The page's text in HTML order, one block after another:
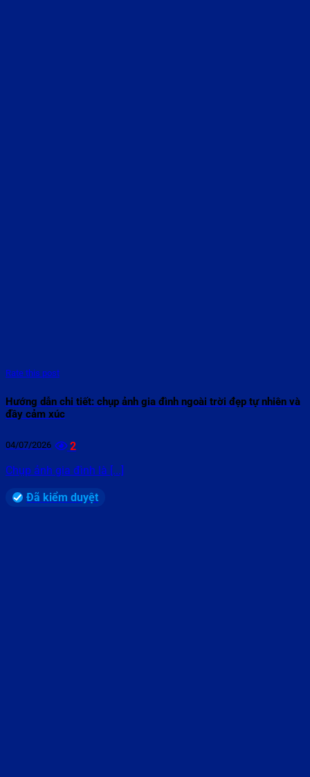
Rate this post
Hướng dẫn chi tiết: chụp ảnh gia đình ngoài trời đẹp tự nhiên và
đầy cảm xúc
04/07/2026
2
Chụp ảnh gia đình là [...]
Đã kiểm duyệt